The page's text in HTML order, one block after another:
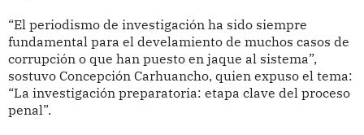
“El periodismo de investigación ha sido siempre
fundamental para el develamiento de muchos casos de
corrupción o que han puesto en jaque al sistema”,
sostuvo Concepción Carhuancho, quien expuso el tema:
“La investigación preparatoria: etapa clave del proceso
penal”.